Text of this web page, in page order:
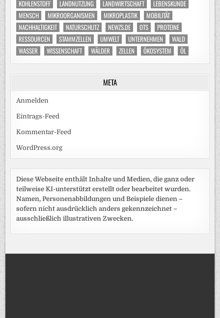
KOHLENSTOFF
LANDNUTZUNG LANDWIRTSCHAFT
LEBENSKUNDE
MENSCH
MIKROORGANISMEN MIKROPLASTIK
MOBILITÄT
NACHHALTIGKEIT
NATURSCHUTZ NEWZS.DE OTS
PROTEINE
RESSOURCEN
STAMMZELLEN UMWELT UNTERNEHMEN
WALD
WASSER
WISSENSCHAFT WÄLDER ZELLEN ÖKOSYSTEM ÖL
META
Anmelden
Eintrags-Feed
Kommentar-Feed
WordPress.org
Diese Webseite enthält Inhalte und Medien, die ganz oder
teilweise KI-unterstützt erstellt oder bearbeitet wurden.
Namen, Personenabbildungen und Beispiele dienen –
sofern nicht ausdrücklich anders gekennzeichnet –
ausschließlich illustrativen Zwecken.